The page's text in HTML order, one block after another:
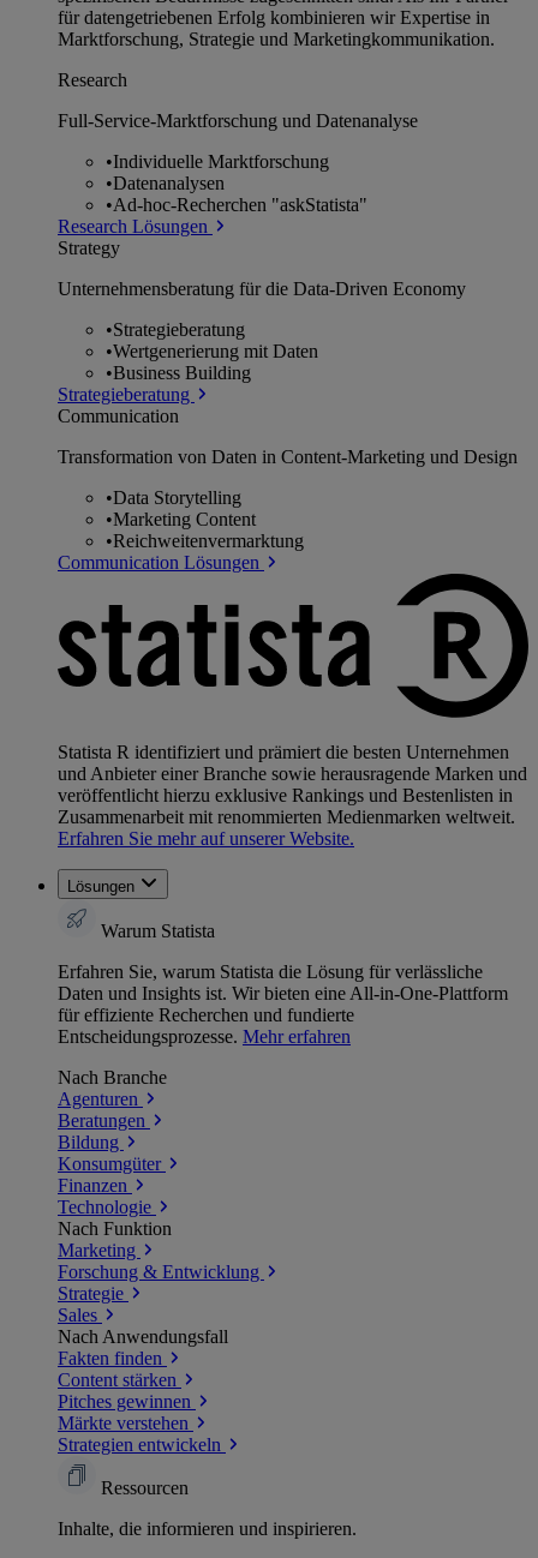
für datengetriebenen Erfolg kombinieren wir Expertise in
Marktforschung, Strategie und Marketingkommunikation.
Research
Full-Service-Marktforschung und Datenanalyse
•Individuelle Marktforschung
•Datenanalysen
•Ad-hoc-Recherchen "askStatista"
Research Lösungen
Strategy
Unternehmens­beratung für die Data-Driven Economy
•Strategieberatung
•Wertgenerierung mit Daten
•Business Building
Strategieberatung
Communication
Transformation von Daten in Content-Marketing und Design
•Data Storytelling
•Marketing Content
•Reichweitenvermarktung
Communication Lösungen
Statista R identifiziert und prämiert die besten Unternehmen
und Anbieter einer Branche sowie herausragende Marken und
veröffentlicht hierzu exklusive Rankings und Bestenlisten in
Zusammenarbeit mit renommierten Medienmarken weltweit.
Erfahren Sie mehr auf unserer Website.
Lösungen
Warum Statista
Erfahren Sie, warum Statista die Lösung für verlässliche
Daten und Insights ist. Wir bieten eine All-in-One-Plattform
für effiziente Recherchen und fundierte
Entscheidungsprozesse. Mehr erfahren
Nach Branche
Agenturen
Beratungen
Bildung
Konsumgüter
Finanzen
Technologie
Nach Funktion
Marketing
Forschung & Entwicklung
Strategie
Sales
Nach Anwendungsfall
Fakten finden
Content stärken
Pitches gewinnen
Märkte verstehen
Strategien entwickeln
Ressourcen
Inhalte, die informieren und inspirieren.